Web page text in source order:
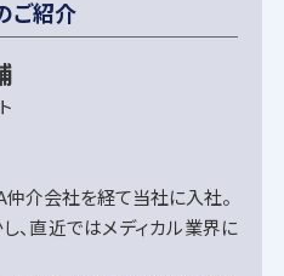
ご紹介
仲介会社を経て当社に入社。
、直近ではメディカル業界に